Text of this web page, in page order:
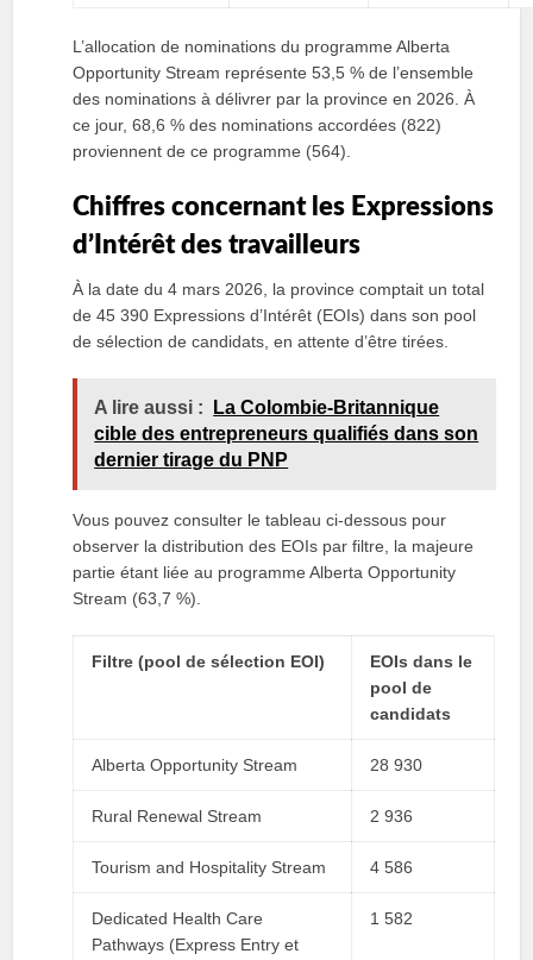
L’allocation de nominations du programme Alberta
Opportunity Stream représente 53,5 % de l’ensemble
des nominations à délivrer par la province en 2026. À
ce jour, 68,6 % des nominations accordées (822)
proviennent de ce programme (564).
Chiffres concernant les Expressions
d’Intérêt des travailleurs
À la date du 4 mars 2026, la province comptait un total
de 45 390 Expressions d’Intérêt (EOIs) dans son pool
de sélection de candidats, en attente d’être tirées.
A lire aussi :
La Colombie-Britannique
cible des entrepreneurs qualifiés dans son
dernier tirage du PNP
Vous pouvez consulter le tableau ci-dessous pour
observer la distribution des EOIs par filtre, la majeure
partie étant liée au programme Alberta Opportunity
Stream (63,7 %).
Filtre (pool de sélection EOI)
EOIs dans le
pool de
candidats
Alberta Opportunity Stream 28 930
Rural Renewal Stream 2 936
Tourism and Hospitality Stream 4 586
Dedicated Health Care
Pathways (Express Entry et
1 582